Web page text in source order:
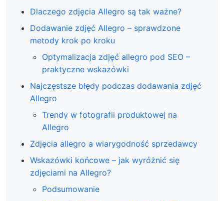
Dlaczego zdjęcia Allegro są tak ważne?
Dodawanie zdjęć Allegro – sprawdzone
metody krok po kroku
Optymalizacja zdjęć allegro pod SEO –
praktyczne wskazówki
Najczęstsze błędy podczas dodawania zdjęć
Allegro
Trendy w fotografii produktowej na
Allegro
Zdjęcia allegro a wiarygodność sprzedawcy
Wskazówki końcowe – jak wyróżnić się
zdjęciami na Allegro?
Podsumowanie